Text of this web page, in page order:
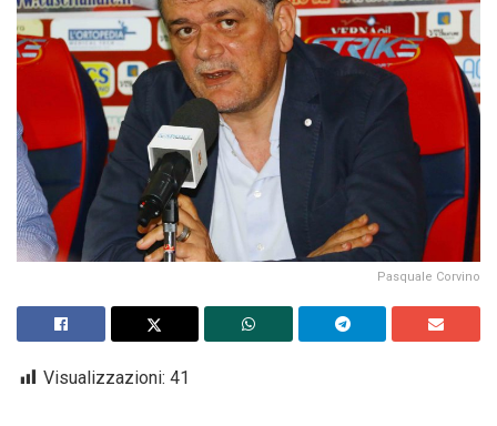
Pasquale Corvino
Visualizzazioni: 41